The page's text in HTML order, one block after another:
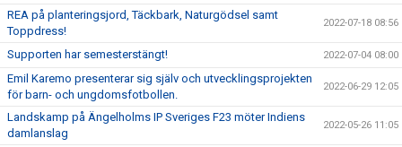
REA på planteringsjord, Täckbark, Naturgödsel samt
Toppdress!
2022-07-18 08:56
Supporten har semesterstängt! 2022-07-04 08:00
Emil Karemo presenterar sig själv och utvecklingsprojekten
för barn- och ungdomsfotbollen.
2022-06-29 12:05
Landskamp på Ängelholms IP Sveriges F23 möter Indiens
damlanslag
2022-05-26 11:05